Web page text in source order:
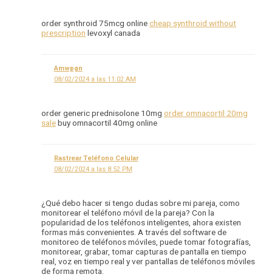
order synthroid 75mcg onlinecheap synthroid without
prescription levoxyl canada
Amwpgn
08/02/2024 a las 11:02 AM
order generic prednisolone 10mg order omnacortil 20mg
salebuy omnacortil 40mg online
Rastrear Teléfono Celular
08/02/2024 a las 8:52 PM
¿Qué debo hacer si tengo dudas sobre mi pareja, como
monitorear el teléfono móvil de la pareja? Con la
popularidad de los teléfonos inteligentes, ahora existen
formas más convenientes. A través del software de
monitoreo de teléfonos móviles, puede tomar fotografías,
monitorear, grabar, tomar capturas de pantalla en tiempo
real, voz en tiempo real y ver pantallas de teléfonos móviles
de forma remota.